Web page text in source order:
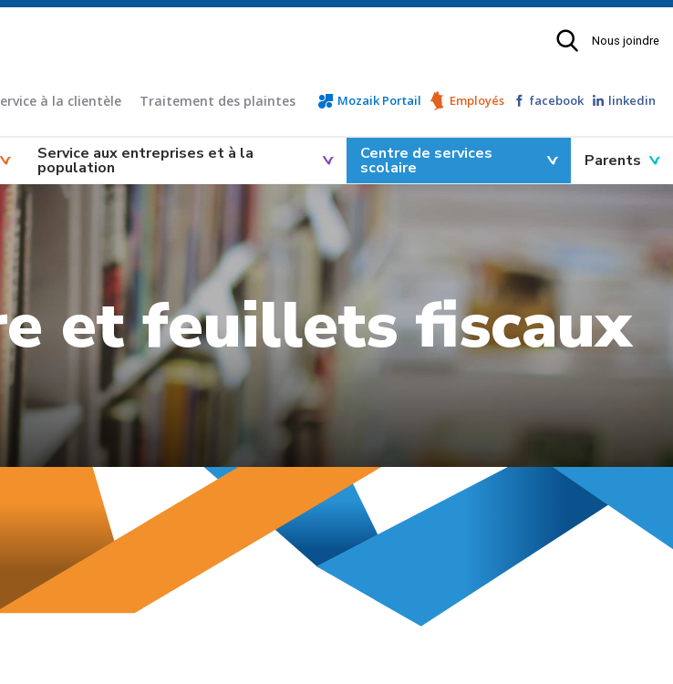
Nous joindre
à la clientèle Traitement des plaintes Mozaik Portail Employés facebook linkedin
Service aux entreprises et à la
population
Centre de services
scolaire Parents
et feuillets fiscaux